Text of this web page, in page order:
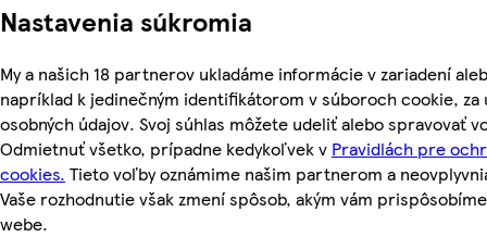
Nastavenia súkromia
My a našich 18 partnerov ukladáme informácie v zariadení
napríklad k jedinečným identifikátorom v súboroch cookie,
osobných údajov. Svoj súhlas môžete udeliť alebo spravovať
Odmietnuť všetko, prípadne kedykoľvek v Pravidlách pre
cookies. Tieto voľby oznámime našim partnerom a
Vaše rozhodnutie však zmení spôsob, akým vám
webe.